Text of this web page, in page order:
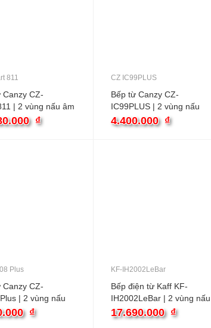
811
Canzy CZ-
| 2 vùng nấu âm
₫
CZ IC99PLUS
Bếp từ Canzy CZ-
IC99PLUS | 2 vùng nấu
âm
4.400.000 ₫
Plus
Canzy CZ-
| 2 vùng nấu
₫
KF-IH2002LeBar
Bếp điện từ Kaff KF-
IH2002LeBar | 2 vùng nấu
âm
17.690.000 ₫